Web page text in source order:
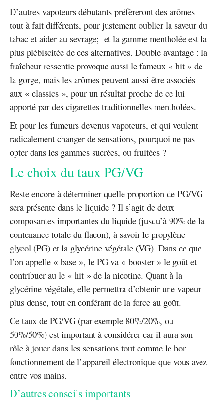
D’autres vapoteurs débutants préfèreront des arômes
tout à fait différents, pour justement oublier la saveur du
tabac et aider au sevrage; et la gamme mentholée est la
plus plébiscitée de ces alternatives. Double avantage : la
fraîcheur ressentie provoque aussi le fameux « hit » de
la gorge, mais les arômes peuvent aussi être associés
aux « classics », pour un résultat proche de ce lui
apporté par des cigarettes traditionnelles mentholées.
Et pour les fumeurs devenus vapoteurs, et qui veulent
radicalement changer de sensations, pourquoi ne pas
opter dans les gammes sucrées, ou fruitées ?
Le choix du taux PG/VG
Reste encore à déterminer quelle proportion de PG/VG
sera présente dans le liquide ? Il s’agit de deux
composantes importantes du liquide (jusqu’à 90% de la
contenance totale du flacon), à savoir le propylène
glycol (PG) et la glycérine végétale (VG). Dans ce que
l’on appelle « base », le PG va « booster » le goût et
contribuer au le « hit » de la nicotine. Quant à la
glycérine végétale, elle permettra d’obtenir une vapeur
plus dense, tout en conférant de la force au goût.
Ce taux de PG/VG (par exemple 80%/20%, ou
50%/50%) est important à considérer car il aura son
rôle à jouer dans les sensations tout comme le bon
fonctionnement de l’appareil électronique que vous avez
entre vos mains.
D’autres conseils importants